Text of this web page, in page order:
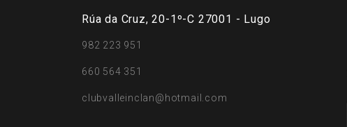
Rúa da Cruz, 20-1º-C 27001 - Lugo
982 223 951
660 564 351
clubvalleinclan@hotmail.com